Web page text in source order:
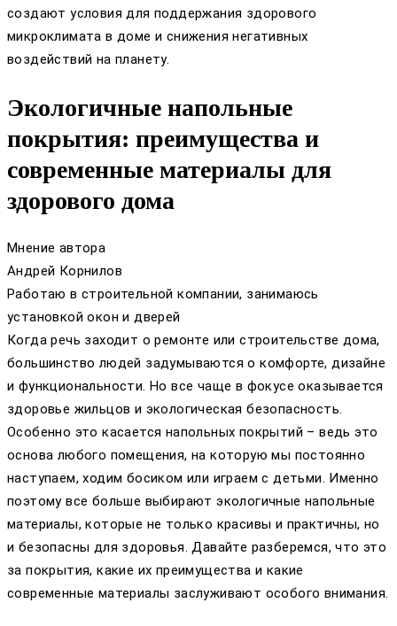
создают условия для поддержания здорового
микроклимата в доме и снижения негативных
воздействий на планету.
Экологичные напольные
покрытия: преимущества и
современные материалы для
здорового дома
Мнение автора
Андрей Корнилов
Работаю в строительной компании, занимаюсь
установкой окон и дверей
Когда речь заходит о ремонте или строительстве дома,
большинство людей задумываются о комфорте, дизайне
и функциональности. Но все чаще в фокусе оказывается
здоровье жильцов и экологическая безопасность.
Особенно это касается напольных покрытий – ведь это
основа любого помещения, на которую мы постоянно
наступаем, ходим босиком или играем с детьми. Именно
поэтому все больше выбирают экологичные напольные
материалы, которые не только красивы и практичны, но
и безопасны для здоровья. Давайте разберемся, что это
за покрытия, какие их преимущества и какие
современные материалы заслуживают особого внимания.